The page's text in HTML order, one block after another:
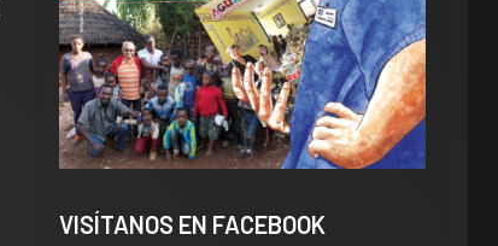
VISÍTANOS EN FACEBOOK